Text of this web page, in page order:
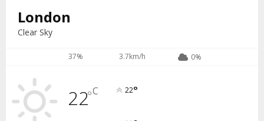
London
Clear Sky
37% 3.7km/h 0%
22°C 22°